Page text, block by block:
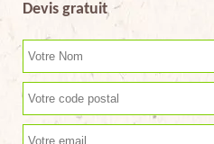
Devis gratuit